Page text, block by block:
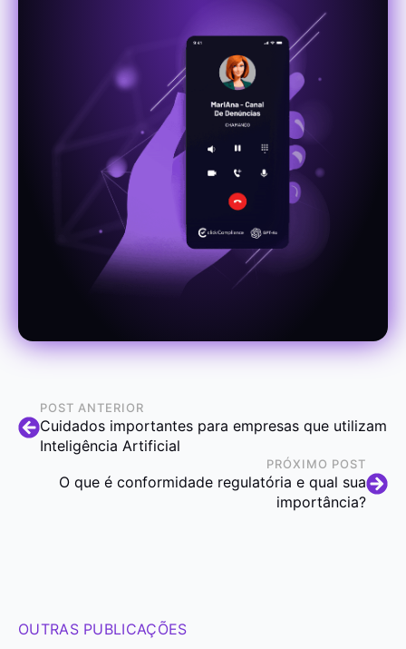
POST ANTERIOR
Cuidados importantes para empresas que utilizam
Inteligência Artificial
PRÓXIMO POST
O que é conformidade regulatória e qual sua
importância?
OUTRAS PUBLICAÇÕES